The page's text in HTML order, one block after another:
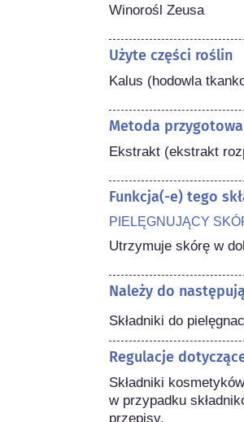
Winorośl Zeusa
Użyte części roślin
Kalus (hodowla
Metoda
Ekstrakt (ekstrakt
Funkcja(-e) tego
PIELĘGNUJĄCY
Utrzymuje skórę w
Należy do
Składniki do
Regulacje
Składniki
w przypadku
przepisy.